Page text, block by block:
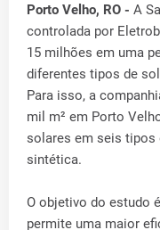
Porto Velho, RO - A
controlada por
15 milhões em uma
diferentes tipos de
Para isso, a
mil m² em Porto
solares em seis tipos
sintética.
O objetivo do estudo
permite uma maior